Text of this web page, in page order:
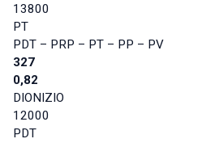
13800
PT
PDT – PRP – PT – PP – PV
327
0,82
DIONIZIO
12000
PDT